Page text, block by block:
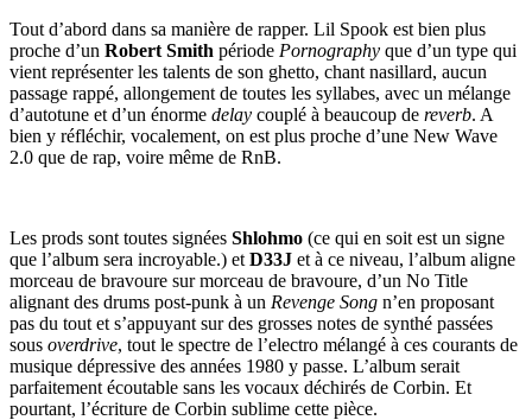
Tout d’abord dans sa manière de rapper. Lil Spook est bien plus
proche d’un Robert Smith période Pornography que d’un type qui
vient représenter les talents de son ghetto, chant nasillard, aucun
passage rappé, allongement de toutes les syllabes, avec un mélange
d’autotune et d’un énorme delay couplé à beaucoup de reverb. A
bien y réfléchir, vocalement, on est plus proche d’une New Wave
2.0 que de rap, voire même de RnB.
Les prods sont toutes signées Shlohmo (ce qui en soit est un signe
que l’album sera incroyable.) et D33J et à ce niveau, l’album aligne
morceau de bravoure sur morceau de bravoure, d’un No Title
alignant des drums post-punk à un Revenge Song n’en proposant
pas du tout et s’appuyant sur des grosses notes de synthé passées
sous overdrive, tout le spectre de l’electro mélangé à ces courants de
musique dépressive des années 1980 y passe. L’album serait
parfaitement écoutable sans les vocaux déchirés de Corbin. Et
pourtant, l’écriture de Corbin sublime cette pièce.